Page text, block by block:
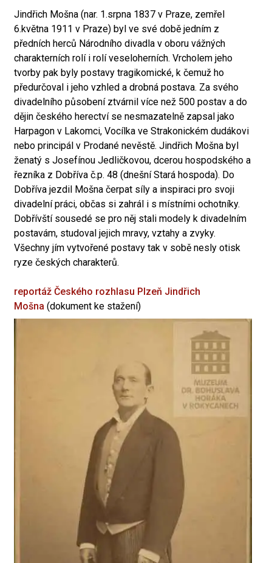
Jindřich Mošna (nar. 1.srpna 1837 v Praze, zemřel
6.května 1911 v Praze) byl ve své době jedním z
předních herců Národního divadla v oboru vážných
charakterních rolí i rolí veseloherních. Vrcholem jeho
tvorby pak byly postavy tragikomické, k čemuž ho
předurčoval i jeho vzhled a drobná postava. Za svého
divadelního působení ztvárnil více než 500 postav a do
dějin českého herectví se nesmazatelně zapsal jako
Harpagon v Lakomci, Vocílka ve Strakonickém dudákovi
nebo principál v Prodané nevěstě. Jindřich Mošna byl
ženatý s Josefínou Jedličkovou, dcerou hospodského a
řezníka z Dobříva č.p. 48 (dnešní Stará hospoda). Do
Dobříva jezdil Mošna čerpat síly a inspiraci pro svoji
divadelní práci, občas si zahrál i s místními ochotníky.
Dobřívští sousedé se pro něj stali modely k divadelním
postavám, studoval jejich mravy, vztahy a zvyky.
Všechny jím vytvořené postavy tak v sobě nesly otisk
ryze českých charakterů.
reportáž Českého rozhlasu Plzeň Jindřich
Mošna (dokument ke stažení)